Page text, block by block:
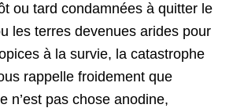
ou tard condamnées à quitter le
les terres devenues arides pour
à la survie, la catastrophe
rappelle froidement que
n’est pas chose anodine,